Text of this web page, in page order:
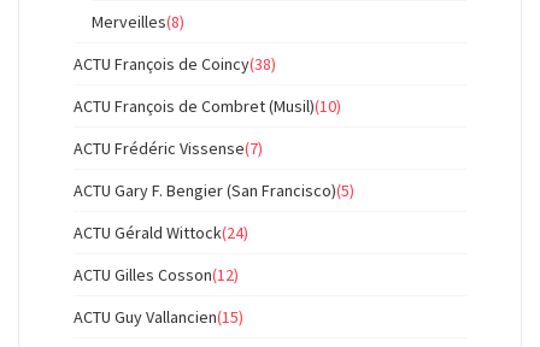
Merveilles(8)
ACTU François de Coincy(38)
ACTU François de Combret (Musil)(10)
ACTU Frédéric Vissense(7)
ACTU Gary F. Bengier (San Francisco)(5)
ACTU Gérald Wittock(24)
ACTU Gilles Cosson(12)
ACTU Guy Vallancien(15)